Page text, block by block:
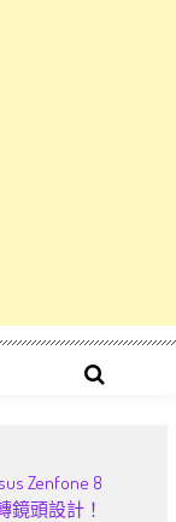
Zenfone 8
鏡頭設計！